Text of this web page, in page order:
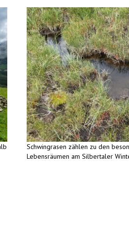
Schwingrasen zählen zu den
Lebensräumen am Silbertaler